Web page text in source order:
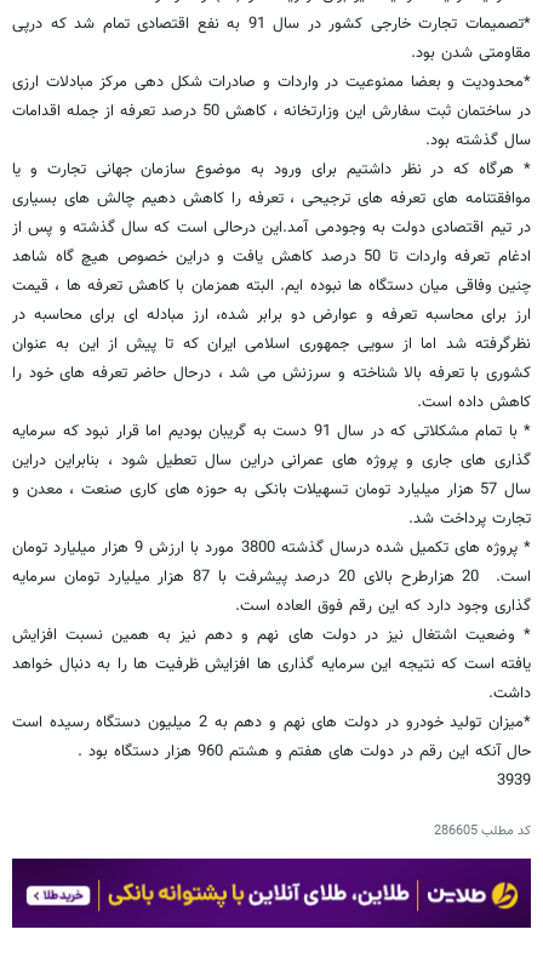
*تصمیمات تجارت خارجی کشور در سال 91 به نفع اقتصادی تمام شد که درپی
مقاومتی شدن بود.
*محدودیت و بعضا ممنوعیت در واردات و صادرات شکل دهی مرکز مبادلات ارزی
در ساختمان ثبت سفارش این وزارتخانه ، کاهش 50 درصد تعرفه از جمله اقدامات
سال گذشته بود.
* هرگاه که در نظر داشتیم برای ورود به موضوع سازمان جهانی تجارت و یا
موافقتنامه های تعرفه های ترجیحی ، تعرفه را کاهش دهیم چالش های بسیاری
در تیم اقتصادی دولت به وجودمی آمد.این درحالی است که سال گذشته و پس از
ادغام تعرفه واردات تا 50 درصد کاهش یافت و دراین خصوص هیچ گاه شاهد
چنین وفاقی میان دستگاه ها نبوده ایم. البته همزمان با کاهش تعرفه ها ، قیمت
ارز برای محاسبه تعرفه و عوارض دو برابر شده، ارز مبادله ای برای محاسبه در
نظرگرفته شد اما از سویی جمهوری اسلامی ایران که تا پیش از این به عنوان
کشوری با تعرفه بالا شناخته و سرزنش می شد ، درحال حاضر تعرفه های خود را
کاهش داده است.
* با تمام مشکلاتی که در سال 91 دست به گریبان بودیم اما قرار نبود که سرمایه
گذاری های جاری و پروژه های عمرانی دراین سال تعطیل شود ، بنابراین دراین
سال 57 هزار میلیارد تومان تسهیلات بانکی به حوزه های کاری صنعت ، معدن و
تجارت پرداخت شد.
* پروژه های تکمیل شده درسال گذشته 3800 مورد با ارزش 9 هزار میلیارد تومان
است. 20 هزارطرح بالای 20 درصد پیشرفت با 87 هزار میلیارد تومان سرمایه
گذاری وجود دارد که این رقم فوق العاده است.
* وضعیت اشتغال نیز در دولت های نهم و دهم نیز به همین نسبت افزایش
یافته است که نتیجه این سرمایه گذاری ها افزایش ظرفیت ها را به دنبال خواهد
داشت.
*میزان تولید خودرو در دولت های نهم و دهم به 2 میلیون دستگاه رسیده است
حال آنکه این رقم در دولت های هفتم و هشتم 960 هزار دستگاه بود .
3939
کد مطلب286605